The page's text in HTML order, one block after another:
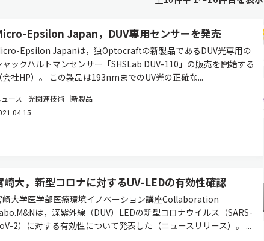
Epsilon Japan，DUV専用センサーを発売
Epsilon Japanは，独Optocraftの新製品であるDUV光専用の
ャックハルトマンセンサー「SHSLab DUV-110」の販売を開始する
（会社HP）。 この製品は193nmまでのUV光の正確な...
ース 光関連技術 新製品
崎大，新型コロナに対するUV-LEDの有効性確認
崎大学医学部医療環境イノベーション講座Collaboration
は，深紫外線（DUV）LEDの新型コロナウイルス（SARS-
2）に対する有効性について発表した（ニュースリリース）。 ...